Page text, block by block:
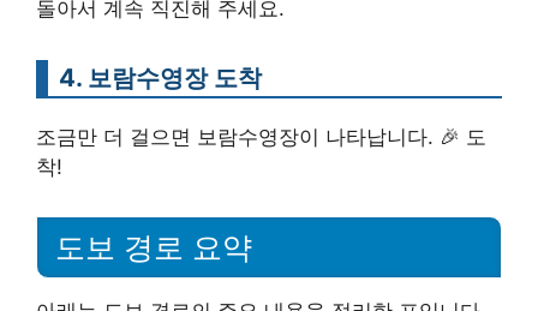
돌아서 계속 직진해 주세요.
4. 보람수영장 도착
조금만 더 걸으면 보람수영장이 나타납니다. 🎉 도
착!
도보 경로 요약